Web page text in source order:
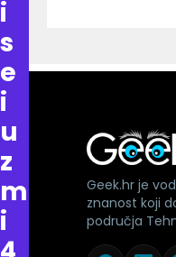
i
s
e
i
u
z
m
i
Geek.hr je
znanost koji
područja